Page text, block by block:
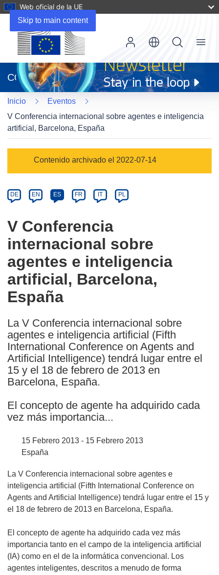
Skip to main content
Web oficial de la UE
abrirá
en
una
nueva
ventana)
CORDIS
Menu
Inicio
Eventos
V Conferencia internacional sobre agentes e inteligencia
artificial, Barcelona, España
category
Contenido archivado el 2022-07-14
Article
available
the
following
languages:
DE EN ES FR IT PL
V Conferencia
internacional sobre
agentes e inteligencia
artificial, Barcelona,
España
La V Conferencia internacional sobre
agentes e inteligencia artificial (Fifth
International Conference on Agents and
Artificial Intelligence) tendrá lugar entre el
15 y el 18 de febrero de 2013 en
Barcelona, España.
El concepto de agente ha adquirido cada
vez más importancia...
15 Febrero 2013 - 15 Febrero 2013
España
La V Conferencia internacional sobre agentes e
inteligencia artificial (Fifth International Conference on
Agents and Artificial Intelligence) tendrá lugar entre el 15 y
el 18 de febrero de 2013 en Barcelona, España.
El concepto de agente ha adquirido cada vez más
importancia tanto en el campo de la inteligencia artificial
(IA) como en el de la informática convencional. Los
agentes inteligentes, descritos a menudo de forma